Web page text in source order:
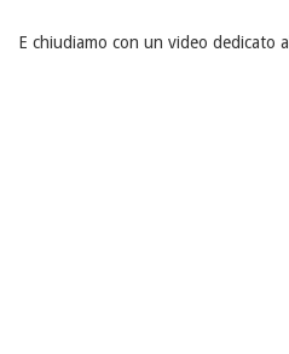
E chiudiamo con un video dedicato al